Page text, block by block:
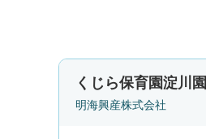
くじら保育園淀川園
明海興産株式会社